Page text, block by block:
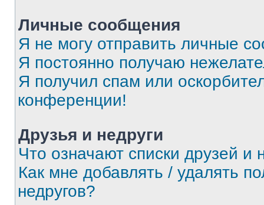
Личные сообщения
Я не могу отправить личные
Я постоянно получаю
Я получил спам или
конференции!
Друзья и недруги
Что означают списки друзей и
Как мне добавлять / удалять
недругов?